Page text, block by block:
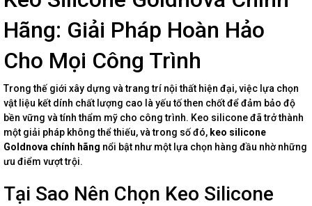
Hãng: Giải Pháp Hoàn Hảo
Cho Mọi Công Trình
Trong thế giới xây dựng và trang trí nội thất hiện đại, việc lựa chọn
vật liệu kết dính chất lượng cao là yếu tố then chốt để đảm bảo độ
bền vững và tính thẩm mỹ cho công trình. Keo silicone đã trở thành
một giải pháp không thể thiếu, và trong số đó, keo silicone
Goldnova chính hãng nổi bật như một lựa chọn hàng đầu nhờ những
ưu điểm vượt trội.
Tại Sao Nên Chọn Keo Silicone